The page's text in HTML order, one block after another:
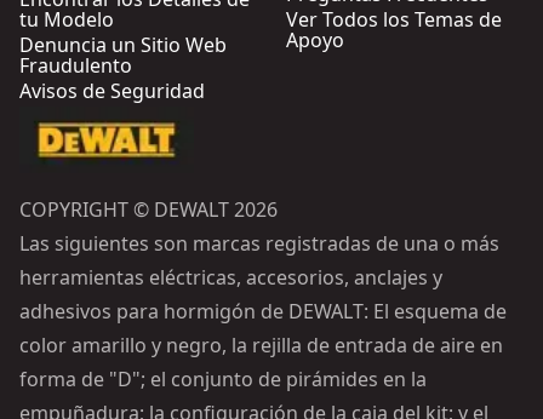
tu Modelo
Denuncia un Sitio Web
Fraudulento
Avisos de Seguridad
Ver Todos los Temas de
Apoyo
COPYRIGHT © DEWALT 2026
Las siguientes son marcas registradas de una o más
herramientas eléctricas, accesorios, anclajes y
adhesivos para hormigón de DEWALT: El esquema de
color amarillo y negro, la rejilla de entrada de aire en
forma de "D"; el conjunto de pirámides en la
empuñadura; la configuración de la caja del kit; y el